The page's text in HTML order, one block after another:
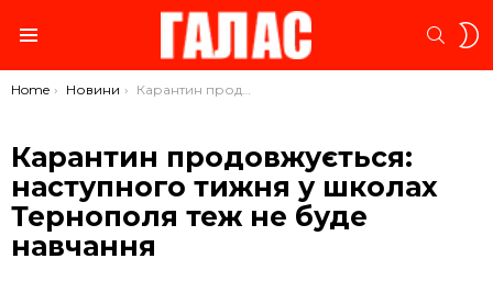
You are here:
Home Новини Карантин продовжується: наступного тижня у школах Тернополя теж не буде навчання
Карантин продовжується:
наступного тижня у школах
Тернополя теж не буде
навчання